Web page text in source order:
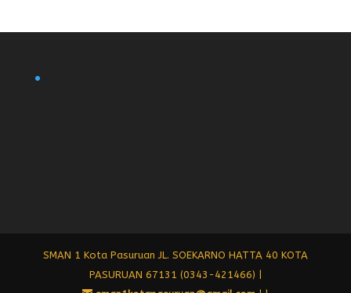
SMAN 1 Kota Pasuruan JL. SOEKARNO HATTA 40 KOTA
PASURUAN 67131 (0343-421466) |